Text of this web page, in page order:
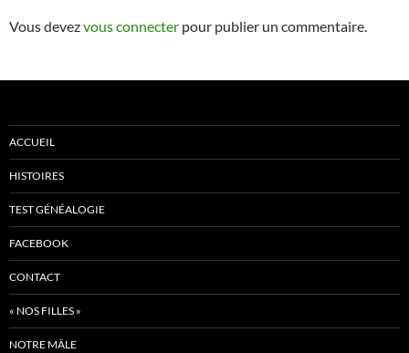
Vous devezvous connecter pour publier un commentaire.
ACCUEIL
HISTOIRES
TEST GÉNÉALOGIE
FACEBOOK
CONTACT
« NOS FILLES »
NOTRE MÂLE